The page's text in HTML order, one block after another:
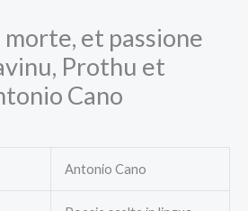
et passione
Prothu et
Cano
Antonio Cano